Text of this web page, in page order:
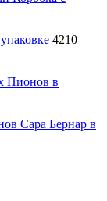
4210
Пионов в
Сара Бернар в